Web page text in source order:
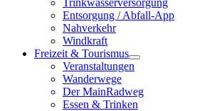
Trinkwasserversorgung
Entsorgung / Abfall-App
Nahverkehr
Windkraft
Freizeit & Tourismus
Veranstaltungen
Wanderwege
Der MainRadweg
Essen & Trinken